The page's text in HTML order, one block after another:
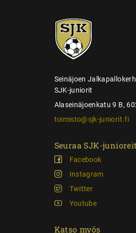
SJK-
juniorit
Seinäjoen
SJK-juniorit
Alaseinäjoenkatu 9 B,
toimisto@sjk-juniorit.fi
Seuraa SJK-
Facebook
Instagram
Twitter
Youtube
Katso myös